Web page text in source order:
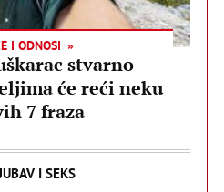
I ODNOSI
stvarno
će reći neku
7 fraza
I SEKS